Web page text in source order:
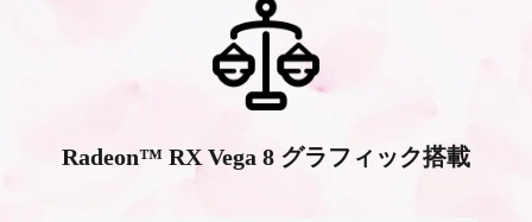
Radeon™ RX Vega 8 グラフィック搭載